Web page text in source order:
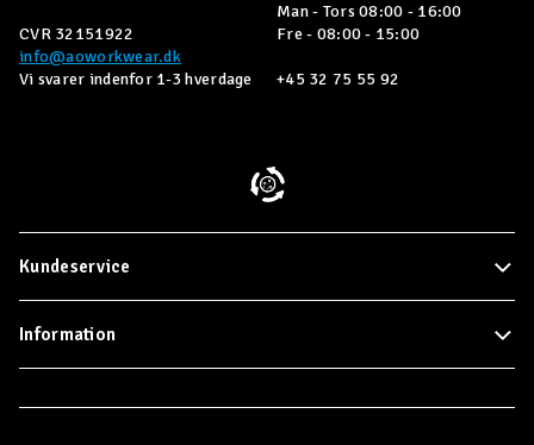
CVR 32151922
info@aoworkwear.dk
Vi svarer indenfor 1-3 hverdage
Man - Tors 08:00 - 16:00
Fre - 08:00 - 15:00
+45 32 75 55 92
Kundeservice
Information